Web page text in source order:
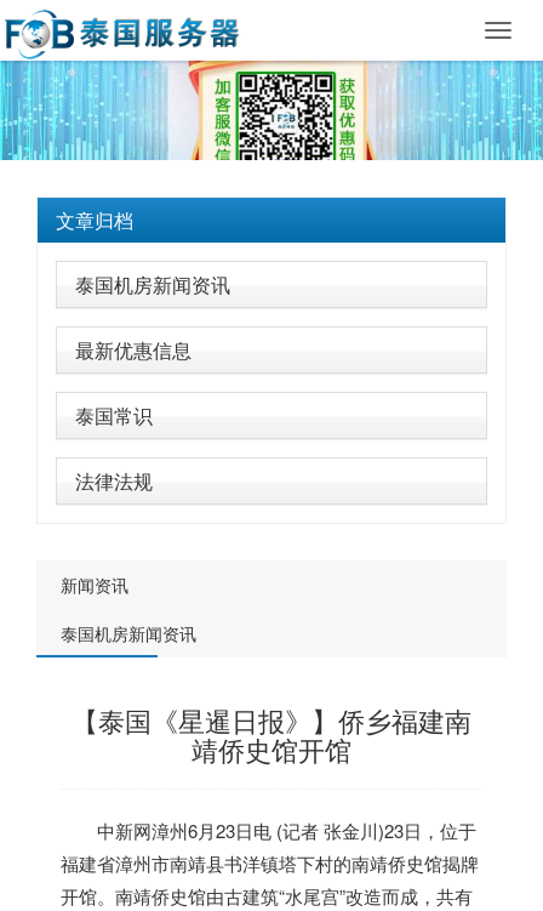
文章归档
泰国机房新闻资讯
最新优惠信息
泰国常识
法律法规
新闻资讯
泰国机房新闻资讯
【泰国《星暹日报》】侨乡福建南
靖侨史馆开馆
中新网漳州6月23日电 (记者 张金川)23日，位于
福建省漳州市南靖县书洋镇塔下村的南靖侨史馆揭牌
开馆。南靖侨史馆由古建筑“水尾宫”改造而成，共有